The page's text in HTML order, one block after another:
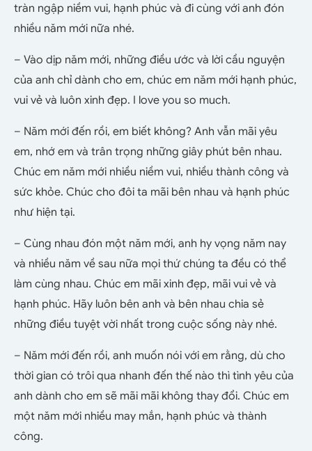
tràn ngập niềm vui, hạnh phúc và đi cùng với anh đón
nhiều năm mới nữa nhé.
– Vào dịp năm mới, những điều ước và lời cầu nguyện
của anh chỉ dành cho em, chúc em năm mới hạnh phúc,
vui vẻ và luôn xinh đẹp. I love you so much.
– Năm mới đến rồi, em biết không? Anh vẫn mãi yêu
em, nhớ em và trân trọng những giây phút bên nhau.
Chúc em năm mới nhiều niềm vui, nhiều thành công và
sức khỏe. Chúc cho đôi ta mãi bên nhau và hạnh phúc
như hiện tại.
– Cùng nhau đón một năm mới, anh hy vọng năm nay
và nhiều năm về sau nữa mọi thứ chúng ta đều có thể
làm cùng nhau. Chúc em mãi xinh đẹp, mãi vui vẻ và
hạnh phúc. Hãy luôn bên anh và bên nhau chia sẻ
những điều tuyệt vời nhất trong cuộc sống này nhé.
– Năm mới đến rồi, anh muốn nói với em rằng, dù cho
thời gian có trôi qua nhanh đến thế nào thì tình yêu của
anh dành cho em sẽ mãi mãi không thay đổi. Chúc em
một năm mới nhiều may mắn, hạnh phúc và thành
công.